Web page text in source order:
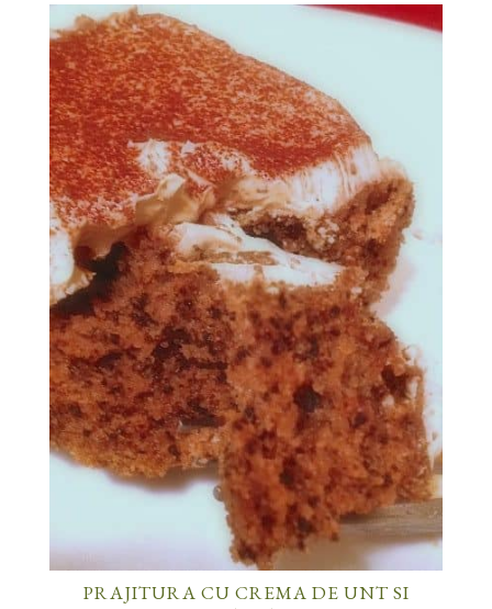
PRAJITURA CU CREMA DE UNT SI